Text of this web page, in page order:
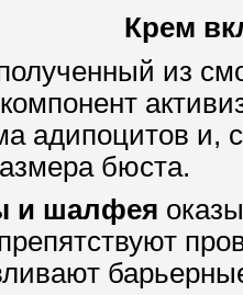
Крем
из
адипоцитов и,
бюста.
и шалфея